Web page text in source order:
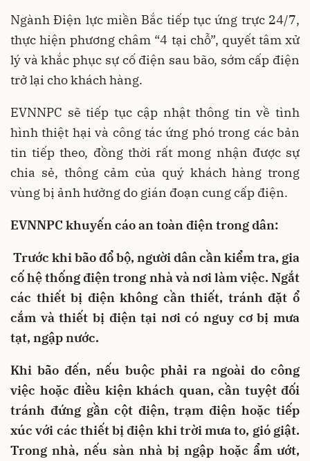
Ngành Điện lực miền Bắc tiếp tục ứng trực 24/7,
thực hiện phương châm “4 tại chỗ”, quyết tâm xử
lý và khắc phục sự cố điện sau bão, sớm cấp điện
trở lại cho khách hàng.
EVNNPC sẽ tiếp tục cập nhật thông tin về tình
hình thiệt hại và công tác ứng phó trong các bản
tin tiếp theo, đồng thời rất mong nhận được sự
chia sẻ, thông cảm của quý khách hàng trong
vùng bị ảnh hưởng do gián đoạn cung cấp điện.
EVNNPC khuyến cáo an toàn điện trong dân:
Trước khi bão đổ bộ, người dân cần kiểm tra, gia
cố hệ thống điện trong nhà và nơi làm việc. Ngắt
các thiết bị điện không cần thiết, tránh đặt ổ
cắm và thiết bị điện tại nơi có nguy cơ bị mưa
tạt, ngập nước.
Khi bão đến, nếu buộc phải ra ngoài do công
việc hoặc điều kiện khách quan, cần tuyệt đối
tránh đứng gần cột điện, trạm điện hoặc tiếp
xúc với các thiết bị điện khi trời mưa to, gió giật.
Trong nhà, nếu sàn nhà bị ngập hoặc ẩm ướt,